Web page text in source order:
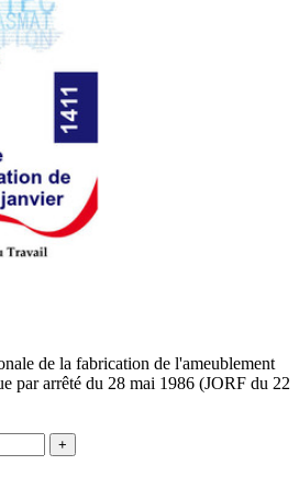
de la fabrication de l'ameublement
par arrêté du 28 mai 1986 (JORF du 22
+